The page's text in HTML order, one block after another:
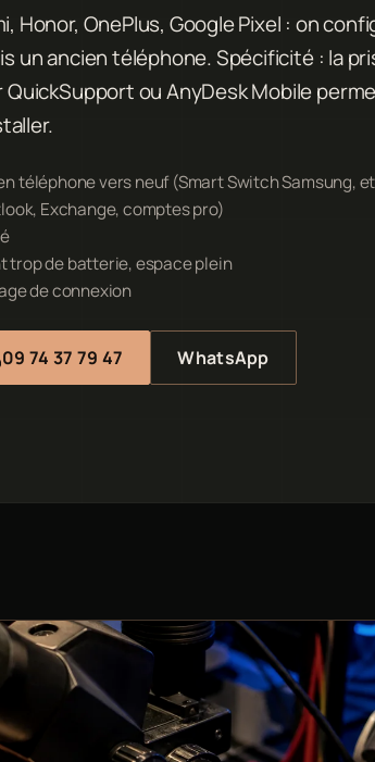
Honor, OnePlus, Google Pixel : on
un ancien téléphone. Spécificité : la
QuickSupport ou AnyDesk Mobile
téléphone vers neuf (Smart Switch Samsung,
Exchange, comptes pro)
trop de batterie, espace plein
de connexion
09 74 37 79 47 WhatsApp